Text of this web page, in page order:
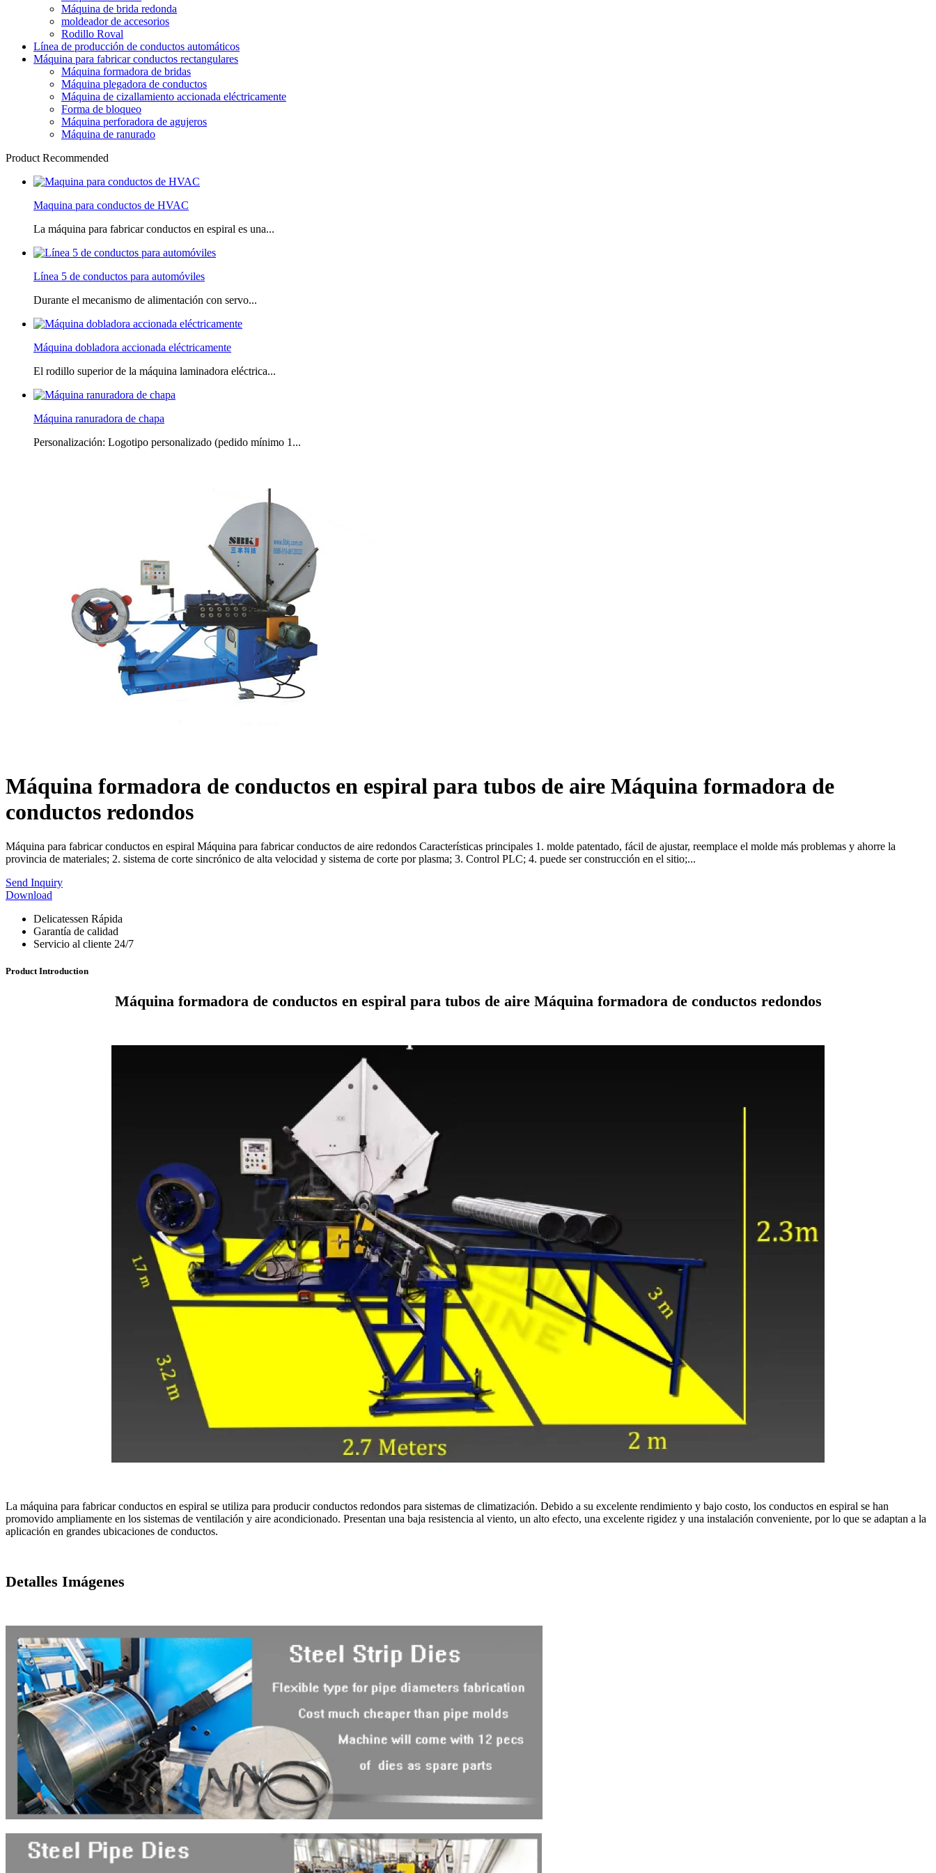
Máquina de brida redonda
moldeador de accesorios
Rodillo Roval
Línea de producción de conductos automáticos
Máquina para fabricar conductos rectangulares
Máquina formadora de bridas
Máquina plegadora de conductos
Máquina de cizallamiento accionada eléctricamente
Forma de bloqueo
Máquina perforadora de agujeros
Máquina de ranurado
Product Recommended
Maquina para conductos de HVAC
La máquina para fabricar conductos en espiral es una...
Línea 5 de conductos para automóviles
Durante el mecanismo de alimentación con servo...
Máquina dobladora accionada eléctricamente
El rodillo superior de la máquina laminadora eléctrica...
Máquina ranuradora de chapa
Personalización: Logotipo personalizado (pedido mínimo 1...
Máquina formadora de conductos en espiral para tubos de aire Máquina formadora de
conductos redondos
Máquina para fabricar conductos en espiral Máquina para fabricar conductos de aire redondos Características principales 1. molde patentado, fácil de ajustar, reemplace el molde más problemas y ahorre la
provincia de materiales; 2. sistema de corte sincrónico de alta velocidad y sistema de corte por plasma; 3. Control PLC; 4. puede ser construcción en el sitio;...
Send Inquiry
Download
Delicatessen Rápida
Garantía de calidad
Servicio al cliente 24/7
Product Introduction
Máquina formadora de conductos en espiral para tubos de aire Máquina formadora de conductos redondos
La máquina para fabricar conductos en espiral se utiliza para producir conductos redondos para sistemas de climatización. Debido a su excelente rendimiento y bajo costo, los conductos en espiral se han
promovido ampliamente en los sistemas de ventilación y aire acondicionado. Presentan una baja resistencia al viento, un alto efecto, una excelente rigidez y una instalación conveniente, por lo que se adaptan a la
aplicación en grandes ubicaciones de conductos.
Detalles Imágenes